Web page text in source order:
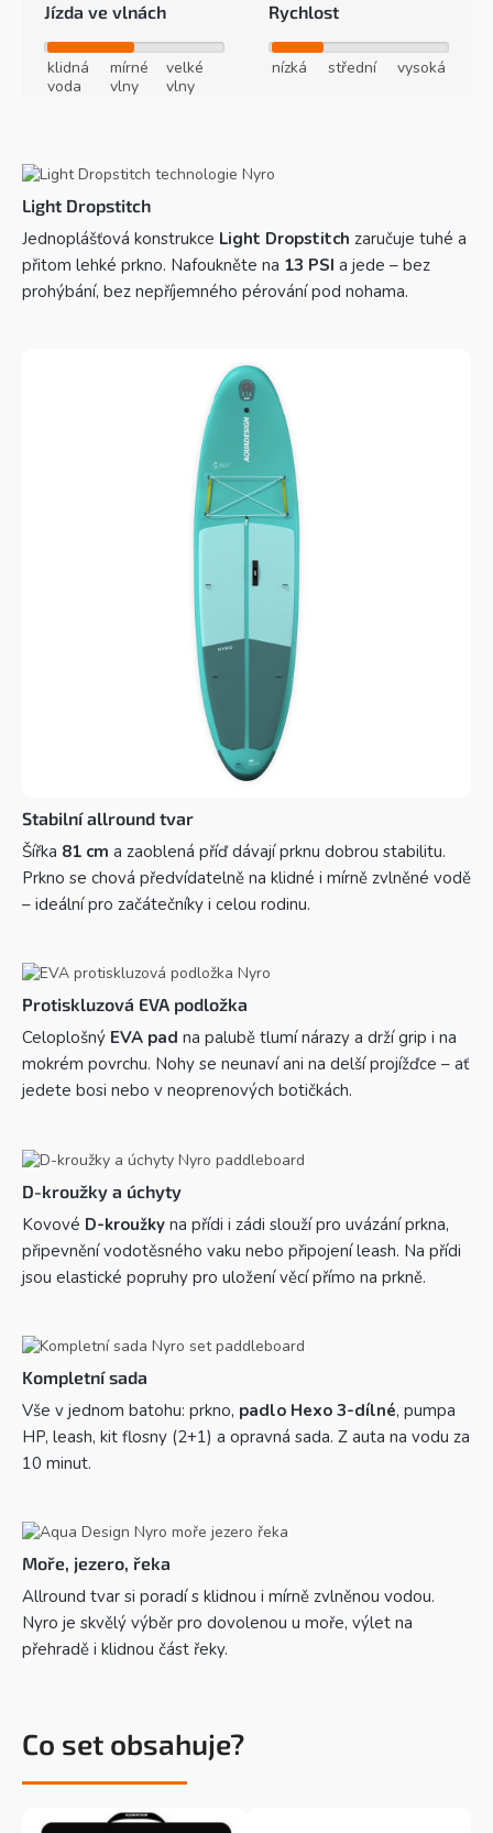
Jízda ve vlnách
klidná
voda
mírné
vlny
velké
vlny
Rychlost
nízká střední vysoká
Light Dropstitch
Jednoplášťová konstrukce Light Dropstitch zaručuje tuhé a
přitom lehké prkno. Nafoukněte na 13 PSI a jede – bez
prohýbání, bez nepříjemného pérování pod nohama.
Stabilní allround tvar
Šířka 81 cm a zaoblená příď dávají prknu dobrou stabilitu.
Prkno se chová předvídatelně na klidné i mírně zvlněné vodě
– ideální pro začátečníky i celou rodinu.
Protiskluzová EVA podložka
Celoplošný EVA pad na palubě tlumí nárazy a drží grip i na
mokrém povrchu. Nohy se neunaví ani na delší projížďce – ať
jedete bosi nebo v neoprenových botičkách.
D-kroužky a úchyty
Kovové D-kroužky na přídi i zádi slouží pro uvázání prkna,
připevnění vodotěsného vaku nebo připojení leash. Na přídi
jsou elastické popruhy pro uložení věcí přímo na prkně.
Kompletní sada
Vše v jednom batohu: prkno, padlo Hexo 3-dílné, pumpa
HP, leash, kit flosny (2+1) a opravná sada. Z auta na vodu za
10 minut.
Moře, jezero, řeka
Allround tvar si poradí s klidnou i mírně zvlněnou vodou.
Nyro je skvělý výběr pro dovolenou u moře, výlet na
přehradě i klidnou část řeky.
Co set obsahuje?